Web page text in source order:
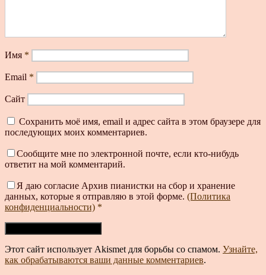
Имя *
Email *
Сайт
Сохранить моё имя, email и адрес сайта в этом браузере для
последующих моих комментариев.
Сообщите мне по электронной почте, если кто-нибудь
ответит на мой комментарий.
Я даю согласие Архив пианистки на сбор и хранение
данных, которые я отправляю в этой форме. (Политика
конфиденциальности) *
Этот сайт использует Akismet для борьбы со спамом. Узнайте,
как обрабатываются ваши данные комментариев.